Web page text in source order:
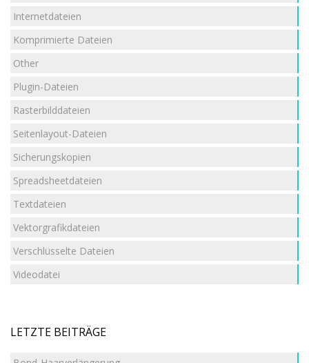
Internetdateien
Komprimierte Dateien
Other
Plugin-Dateien
Rasterbilddateien
Seitenlayout-Dateien
Sicherungskopien
Spreadsheetdateien
Textdateien
Vektorgrafikdateien
Verschlüsselte Dateien
Videodatei
LETZTE BEITRÄGE